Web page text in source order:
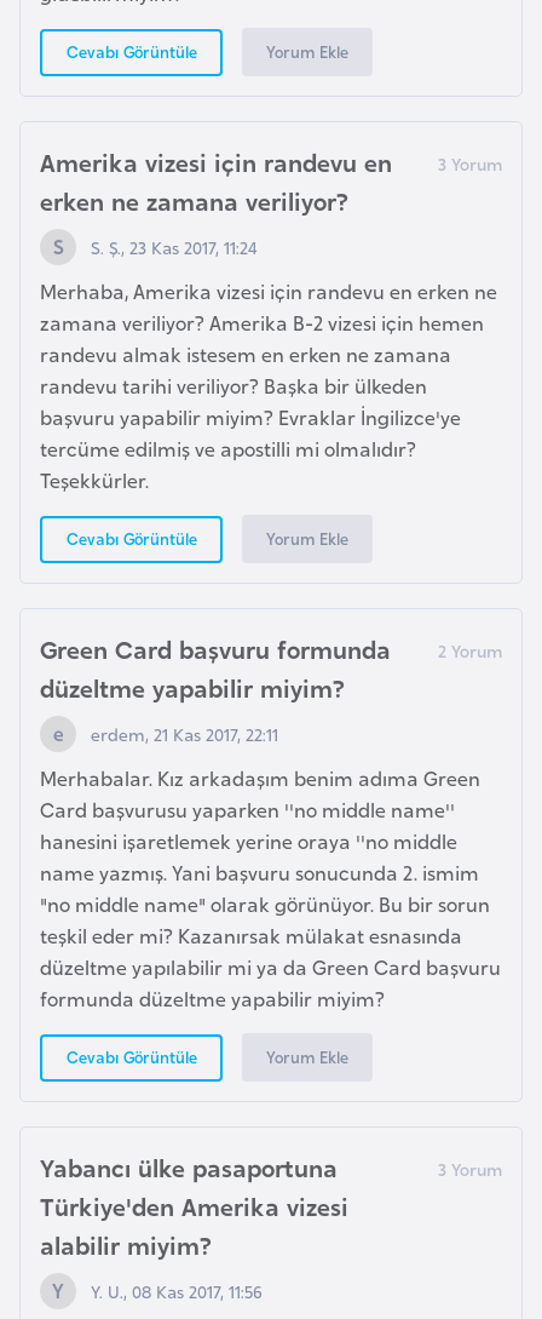
Cevabı Görüntüle Yorum Ekle
Amerika vizesi için randevu en
erken ne zamana veriliyor?
S. Ş., 23 Kas 2017, 11:24
Merhaba, Amerika vizesi için randevu en erken ne
zamana veriliyor? Amerika B-2 vizesi için hemen
randevu almak istesem en erken ne zamana
randevu tarihi veriliyor? Başka bir ülkeden
başvuru yapabilir miyim? Evraklar İngilizce'ye
tercüme edilmiş ve apostilli mi olmalıdır?
Teşekkürler.
Cevabı Görüntüle Yorum Ekle
Green Card başvuru formunda
düzeltme yapabilir miyim?
erdem, 21 Kas 2017, 22:11
Merhabalar. Kız arkadaşım benim adıma Green
Card başvurusu yaparken ''no middle name''
hanesini işaretlemek yerine oraya ''no middle
name yazmış. Yani başvuru sonucunda 2. ismim
"no middle name" olarak görünüyor. Bu bir sorun
teşkil eder mi? Kazanırsak mülakat esnasında
düzeltme yapılabilir mi ya da Green Card başvuru
formunda düzeltme yapabilir miyim?
Cevabı Görüntüle Yorum Ekle
Yabancı ülke pasaportuna
Türkiye'den Amerika vizesi
alabilir miyim?
Y. U., 08 Kas 2017, 11:56
z
l
a
d
a
K
a
m
b
o
ç
K
a
m
e
r
u
n
K
a
n
a
d
a
K
a
r
a
d
a
ğ